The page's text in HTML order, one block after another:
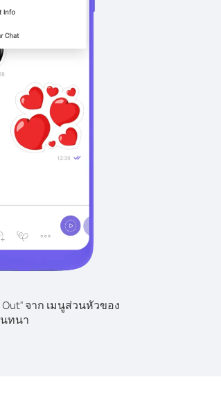
จาก เมนูส่วนหัวของ
ทนา